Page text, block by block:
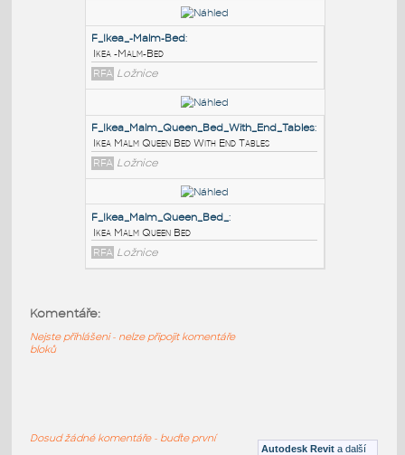
PODOBNÉ BLOKY
Postel MALM:
Postel Ikea MALM 1760x2000
RFA Ložnice
F_Ikea_-Malm-Bed:
Ikea -Malm-Bed
RFA Ložnice
Ikea Malm Queen Bed With End Tables
Ikea Malm Queen Bed
Autodesk Revit a další
Komentáře:
Nejste přihlášeni - nelze připojit komentáře
bloků
Dosud žádné komentáře - buďte první